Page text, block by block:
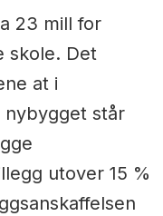
23 mill for
skole. Det
at i
nybygget står
utover 15 %